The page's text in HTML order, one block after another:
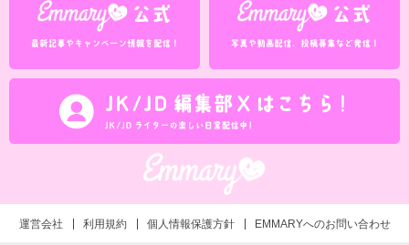
運営会社 利用規約 個人情報保護方針 EMMARYへのお問い合わせ